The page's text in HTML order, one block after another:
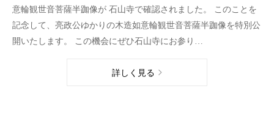
意輪観世音菩薩半跏像が 石山寺で確認されました。 このことを
記念して、亮政公ゆかりの木造如意輪観世音菩薩半跏像を特別公
開いたします。 この機会にぜひ石山寺にお参り…
詳しく見る